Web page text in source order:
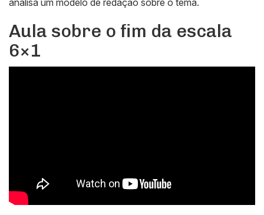
Aula sobre o fim da escala
6×1